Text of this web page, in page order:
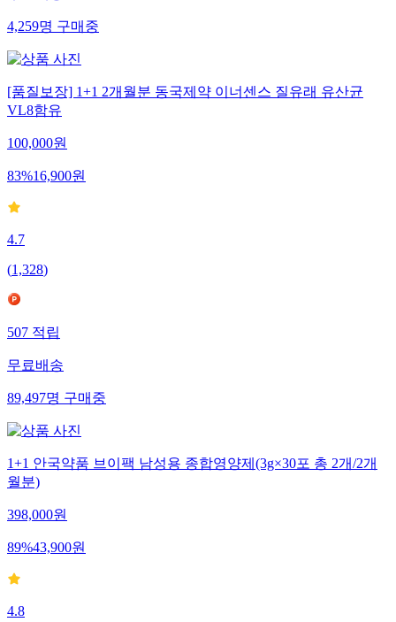
4,259명구매중
[품질보장] 1+1 2개월분 동국제약 이너센스 질유래 유산균
VL8함유
100,000원
83%16,900원
4.7
(1,328)
507적립
무료배송
89,497명구매중
1+1 안국약품 브이팩 남성용 종합영양제(3g×30포 총 2개/2개
월분)
398,000원
89%43,900원
4.8